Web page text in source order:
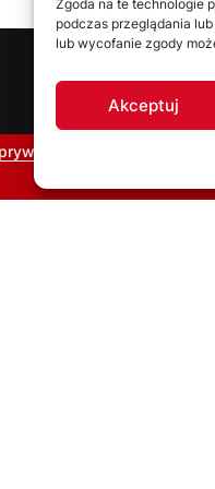
Zgoda na te technologie
podczas przeglądania
lub wycofanie zgody
Akceptuj